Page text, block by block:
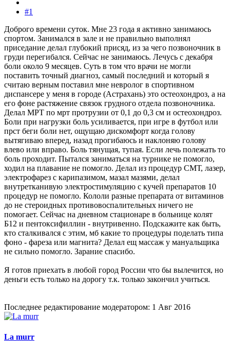
#1
Доброго времени суток. Мне 23 года я активно занимаюсь
спортом. Занимался в зале и не правильно выполнял
приседание делал глубокий присяд, из за чего позвоночник в
груди перегибался. Сейчас не занимаюсь. Лечусь с декабря
боли около 9 месяцев. Суть в том что врачи не могли
поставить точный диагноз, самый последний и который я
считаю верным поставил мне невролог в спортивном
диспансере у меня в городе (Астрахань) это остеохондроз, а на
его фоне растяжение связок грудного отдела позвоночника.
Делал МРТ по мрт протрузии от 0,1 до 0,3 см и остеохондроз.
Боли при нагрузки боль усиливается, при игре в футбол или
прст беги боли нет, ощущаю дискомфорт когда голову
вытягиваю вперед, назад прогибаюсь и наклоняю голову
влево или вправо. Боль тянущая, тупая. Если лечь полежать то
боль проходит. Пытался заниматься на турнике не помогло,
ходил на плавание не помогло. Делал из процедур СМТ, лазер,
электрофарез с карипазимом, мазал мазями, делал
внутретканивую электростимуляцию с кучей препаратов 10
процедур не помогло. Кололи разные препарата от витаминов
до не стероидных противовоспалительных ничего не
помогает. Сейчас на дневном стационаре в больнице колят
Б12 и пентоксифиллин - внутривенно. Подскажите как быть,
кто сталкивался с этим, мб какие то процедуры поделать типа
фоно - фареза или магнита? Делал ещ массаж у мануальщика
не сильно помогло. Зарание спасибо.
Я готов приехать в любой город России что бы вылечится, но
деньги есть только на дорогу т.к. только закончил учиться.
Последнее редактирование модератором: 1 Авг 2016
La murr